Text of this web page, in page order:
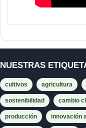
NUESTRAS
cultivos agricultura
sostenibilidad cambio
producción innovación